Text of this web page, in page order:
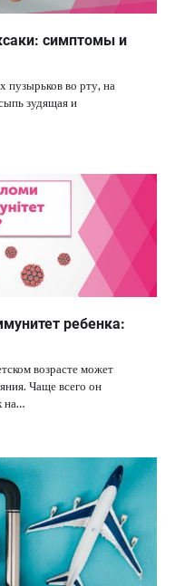
симптомы и
пузырьков во рту, на
зудящая и
ребенка:
возрасте может
Чаще всего он
на…